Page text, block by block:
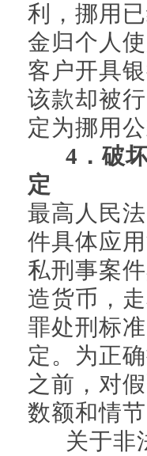
利，挪用
金归个人
客户开具
该款却被
定为挪用
4．破
定
最高人民
件具体应
私刑事案
造货币，
罪处刑标
定。为正
之前，对
数额和情
关于非法